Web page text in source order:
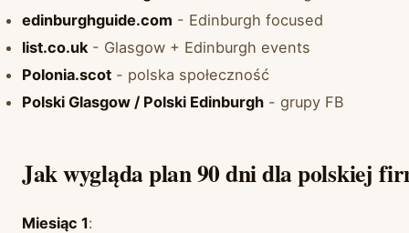
edinburghguide.com - Edinburgh focused
list.co.uk- Glasgow + Edinburgh events
Polonia.scot - polska społeczność
Polski Glasgow / Polski Edinburgh - grupy FB
Jak wygląda plan 90 dni dla polskiej
Miesiąc 1: